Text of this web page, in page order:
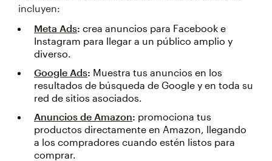
incluyen:
Meta Ads: crea anuncios para Facebook e
Instagram para llegar a un público amplio y
diverso.
Google Ads: Muestra tus anuncios en los
resultados de búsqueda de Google y en toda su
red de sitios asociados.
Anuncios de Amazon: promociona tus
productos directamente en Amazon, llegando
a los compradores cuando estén listos para
comprar.